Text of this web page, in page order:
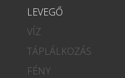
LEVEGŐ
VÍZ
TÁPLÁLKOZÁS
FÉNY